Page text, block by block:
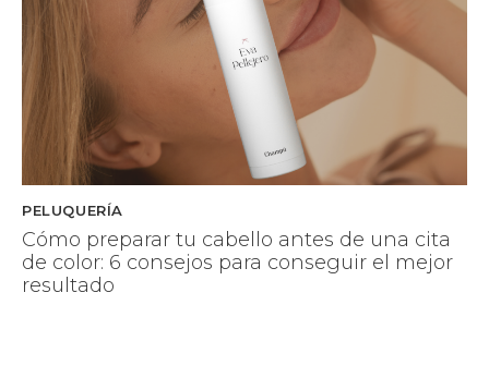
PELUQUERÍA
Cómo preparar tu cabello antes de una cita
de color: 6 consejos para conseguir el mejor
resultado